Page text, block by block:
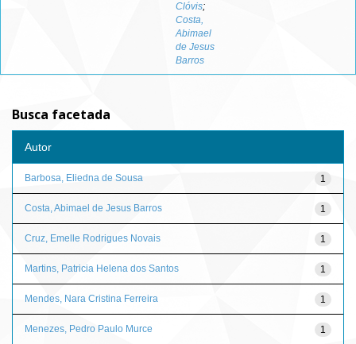
Clóvis;
Costa,
Abimael
de Jesus
Barros
Busca facetada
Autor
1
Barbosa, Eliedna de Sousa
1
Costa, Abimael de Jesus Barros
1
Cruz, Emelle Rodrigues Novais
1
Martins, Patricia Helena dos Santos
1
Mendes, Nara Cristina Ferreira
1
Menezes, Pedro Paulo Murce